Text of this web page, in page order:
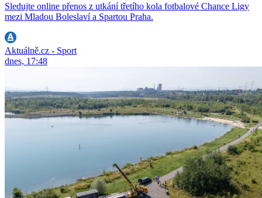
Sledujte online přenos z utkání třetího kola fotbalové Chance Ligy
mezi Mladou Boleslaví a Spartou Praha.
Aktuálně.cz - Sport
dnes, 17:48